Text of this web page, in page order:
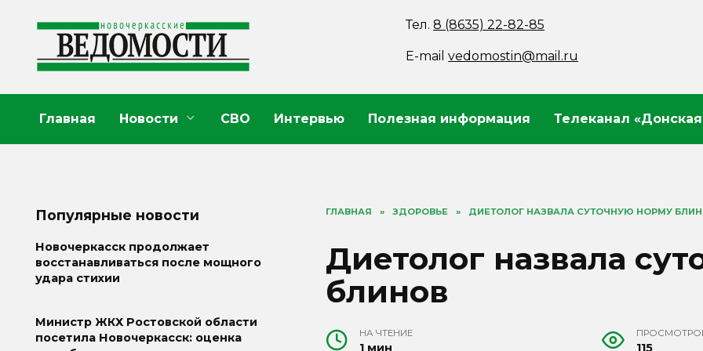
содержанию
Тел.8 (8635) 22-82-85
E-mailvedomostin@mail.ru
Главная Новости СВО Интервью Полезная информация Телеканал
ГЛАВНАЯ » ЗДОРОВЬЕ » ДИЕТОЛОГ НАЗВАЛА СУТОЧНУЮ НОРМУ
Диетолог назвала
блинов
НА ЧТЕНИЕ
1 мин 115
Популярные новости
Новочеркасск продолжает
восстанавливаться после мощного
удара стихии
Министр ЖКХ Ростовской области
посетила Новочеркасск: оценка